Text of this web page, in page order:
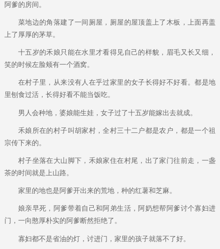
阿爹的房间。
菜地边的角落建了一间厕屋，厕屋的屋顶盖上了木板，上面再盖
上了厚厚的茅草。
十五岁的禾娘只能在水里才看得见自己的样貌，眉毛又长又细，
笑的时候左脸颊有一个酒窝。
在村子里，从来没有人在乎过家里的女子长得好不好看。都是地
里刨食过活，长得好看不能当饭吃。
男人会种地，婆娘能生娃，女子过了十五岁能嫁出去就成。
禾娘所在的村子叫胡家村，全村三十二户都是农户，都是一个祖
宗传下来的。
村子坐落在大山脚下，禾娘家住在村尾，出了家门往前走，一盏
茶的时间就是上山路。
家里的地也是阿爹开出来的荒地，种的红薯和芝麻。
娘亲早死，阿爹带着自己和阿弟生活，阿奶想帮阿爹讨个寡妇进
门，一向憨厚朴实的阿爹断然拒绝了。
寡妇都不是省油的灯，讨进门，家里的孩子就落不了好。